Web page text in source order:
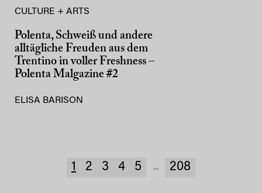
CULTURE + ARTS
Polenta, Schweiß und andere
alltägliche Freuden aus dem
Trentino in voller Freshness –
Polenta Malgazine #2
ELISA BARISON
1 2 3 4 5 ... 208